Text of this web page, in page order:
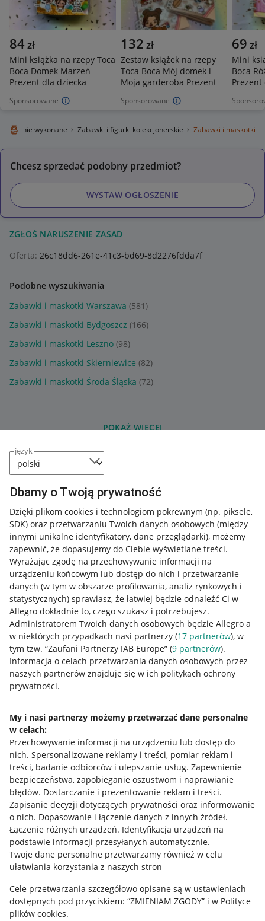
język
Dbamy o Twoją prywatność
Dzięki plikom cookies i technologiom pokrewnym (np. piksele,
SDK) oraz przetwarzaniu Twoich danych osobowych (między
innymi unikalne identyfikatory, dane przeglądarki), możemy
zapewnić, że dopasujemy do Ciebie wyświetlane treści.
Wyrażając zgodę na przechowywanie informacji na
urządzeniu końcowym lub dostęp do nich i przetwarzanie
danych (w tym w obszarze profilowania, analiz rynkowych i
statystycznych) sprawiasz, że łatwiej będzie odnaleźć Ci w
Allegro dokładnie to, czego szukasz i potrzebujesz.
Administratorem Twoich danych osobowych będzie Allegro a
w niektórych przypadkach nasi partnerzy (17 partnerów), w
tym tzw. “Zaufani Partnerzy IAB Europe” (9 partnerów).
Informacja o celach przetwarzania danych osobowych przez
naszych partnerów znajduje się w ich politykach ochrony
prywatności.
My i nasi partnerzy możemy przetwarzać dane personalne
w celach:
Przechowywanie informacji na urządzeniu lub dostęp do
nich. Spersonalizowane reklamy i treści, pomiar reklam i
treści, badanie odbiorców i ulepszanie usług. Zapewnienie
bezpieczeństwa, zapobieganie oszustwom i naprawianie
błędów. Dostarczanie i prezentowanie reklam i treści.
Zapisanie decyzji dotyczących prywatności oraz informowanie
o nich. Dopasowanie i łączenie danych z innych źródeł.
Łączenie różnych urządzeń. Identyfikacja urządzeń na
podstawie informacji przesyłanych automatycznie.
Twoje dane personalne przetwarzamy również w celu
ułatwiania korzystania z naszych stron
Cele przetwarzania szczegółowo opisane są w ustawieniach
dostępnych pod przyciskiem: “ZMIENIAM ZGODY” i w Polityce
plików cookies.
Sponsorowane
84 zł
Mini książka na rzepy Toca
Boca Domek Marzeń
Prezent dla dziecka
Sponsorowane
132 zł
Zestaw książek na rzepy
Toca Boca Mój domek i
Moja garderoba Prezent
69 zł
Mini
Boca
ręcznie wykonane Zabawki i figurki kolekcjonerskie Zabawki i maskotki
Chcesz sprzedać podobny przedmiot?
WYSTAW OGŁOSZENIE
ZGŁOŚ NARUSZENIE ZASAD
Oferta: 26c18dd6-261e-41c3-bd69-8d2276fdda7f
Podobne wyszukiwania
Zabawki i maskotki Warszawa (581)
Zabawki i maskotki Bydgoszcz (166)
Zabawki i maskotki Leszno (98)
Zabawki i maskotki Skierniewice (82)
Zabawki i maskotki Środa Śląska (72)
POKAŻ WIĘCEJ
Przydatne informacje
Jak to działa
Napisz do nas
Allegro Gadane dla sprzedających
Allegro Gadane dla kupujących
Mapa miejscowości
Informacje prawne
Regulamin
Ustawienia plików "cookies"